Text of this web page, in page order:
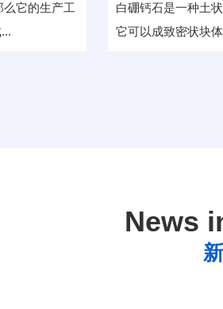
它的生产工
白硼钙石是一种土
它可以成致密状块
News